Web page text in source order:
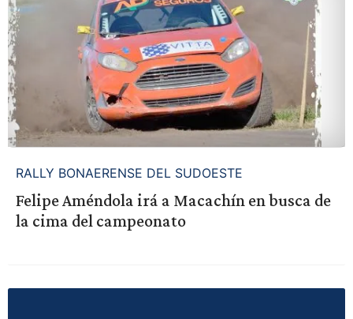
RALLY BONAERENSE DEL SUDOESTE
Felipe Améndola irá a Macachín en busca de
la cima del campeonato